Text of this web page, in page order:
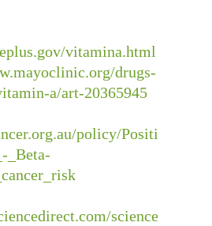
vitamina.html
drugs-
a/art-20365945
policy/Positi
_Beta-
science